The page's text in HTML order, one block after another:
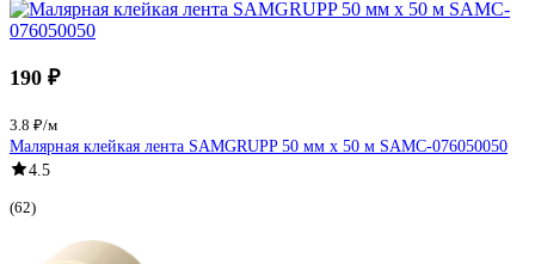
190 ₽
3.8 ₽/м
Малярная клейкая лента SAMGRUPP 50 мм х 50 м SAMC-076050050
4.5
(62)